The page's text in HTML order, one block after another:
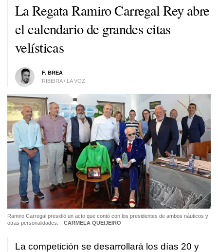
La Regata Ramiro Carregal Rey abre
el calendario de grandes citas
velísticas
F. BREA
RIBEIRA / LA VOZ
Ramiro Carregal presidió un acto que contó con los presidentes de ambos náuticos y
otras personalidades.
CARMELA QUEIJEIRO
La competición se desarrollará los días 20 y